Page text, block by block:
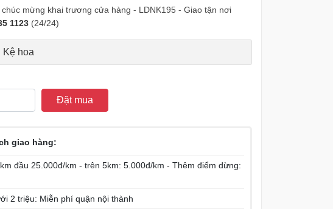
mừng khai trương cửa hàng - LDNK195 - Giao tận nơi
1123 (24/24)
Kệ hoa
Đặt mua
giao hàng:
đầu 25.000đ/km - trên 5km: 5.000đ/km - Thêm điểm dừng:
2 triệu: Miễn phí quận nội thành